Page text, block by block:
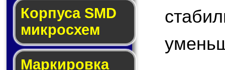
Корпуса SMD
мик­ро­схем
Маркировка